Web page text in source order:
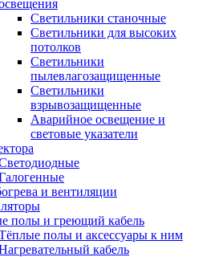
Светильники станочные
Светильники для высоких
потолков
Светильники
пылевлагозащищенные
Светильники
взрывозащищенные
Аварийное освещение и
световые указатели
и вентиляции
полы и греющий кабель
полы и аксессуары к ним
кабель